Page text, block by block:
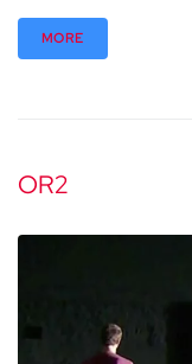
MORE
OR2